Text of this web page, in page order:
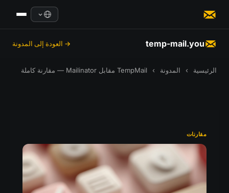
temp-mail.you → العودة إلى المدونة
الرئيسية › المدونة › TempMail مقابل Mailinator — مقارنة كاملة
مقارنات